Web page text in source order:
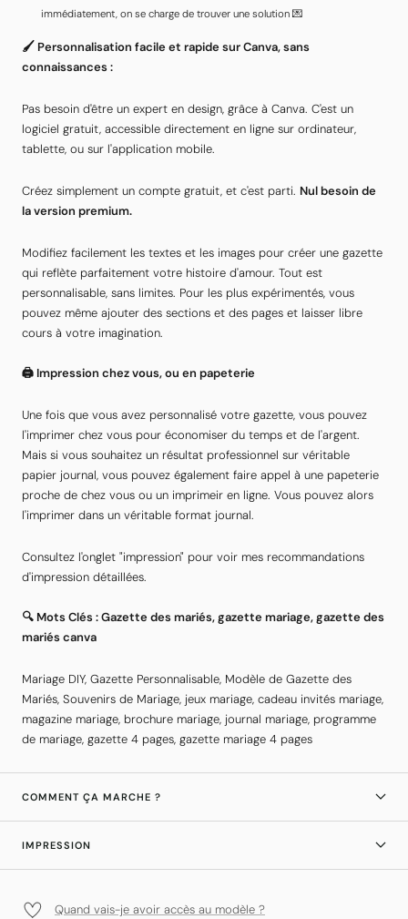
immédiatement, on se charge de trouver une solution 💌
🖌️ Personnalisation facile et rapide sur Canva, sans
connaissances :
Pas besoin d'être un expert en design, grâce à Canva. C'est un
logiciel gratuit, accessible directement en ligne sur ordinateur,
tablette, ou sur l'application mobile.
Créez simplement un compte gratuit, et c'est parti. Nul besoin de
la version premium.
Modifiez facilement les textes et les images pour créer une gazette
qui reflète parfaitement votre histoire d'amour. Tout est
personnalisable, sans limites. Pour les plus expérimentés, vous
pouvez même ajouter des sections et des pages et laisser libre
cours à votre imagination.
🖨️ Impression chez vous, ou en papeterie
Une fois que vous avez personnalisé votre gazette, vous pouvez
l'imprimer chez vous pour économiser du temps et de l'argent.
Mais si vous souhaitez un résultat professionnel sur véritable
papier journal, vous pouvez également faire appel à une papeterie
proche de chez vous ou un imprimeir en ligne. Vous pouvez alors
l'imprimer dans un véritable format journal.
Consultez l'onglet "impression" pour voir mes recommandations
d'impression détaillées.
🔍 Mots Clés : Gazette des mariés, gazette mariage, gazette des
mariés canva
Mariage DIY, Gazette Personnalisable, Modèle de Gazette des
Mariés, Souvenirs de Mariage, jeux mariage, cadeau invités mariage,
magazine mariage, brochure mariage, journal mariage, programme
de mariage, gazette 4 pages, gazette mariage 4 pages
COMMENT ÇA MARCHE ?
IMPRESSION
Quand vais-je avoir accès au modèle ?